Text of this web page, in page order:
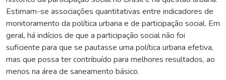
Estimam-se associações quantitativas entre indicadores de
monitoramento da política urbana e de participação social. Em
geral, há indícios de que a participação social não foi
suficiente para que se pautasse uma política urbana efetiva,
mas que possa ter contribuído para melhores resultados, ao
menos na área de saneamento básico.